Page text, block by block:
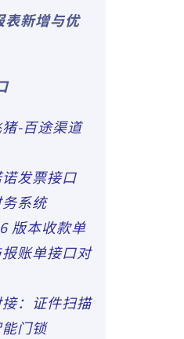
表新增与优
-百途渠道
发票接口
系统
版本收款单
账单接口对
：证件扫描
门锁